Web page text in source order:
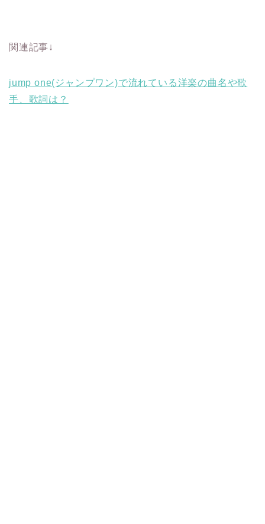
関連記事↓
jump one(ジャンプワン)で流れている洋楽の曲名や歌
手、歌詞は？